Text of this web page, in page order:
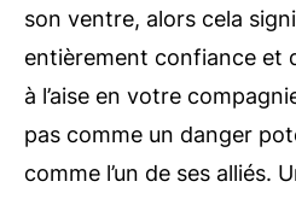
son ventre, alors cela
entièrement confiance et
à l’aise en votre
pas comme un danger
comme l’un de ses alliés.